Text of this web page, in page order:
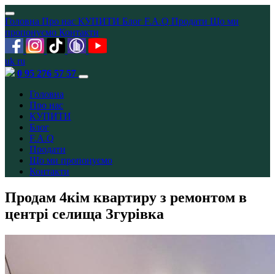
Головна Про нас КУПИТИ Блог F.A.Q Продати Що ми
пропонуємо Контакти
uk ru
0 95 276 57 57
Головна
Про нас
КУПИТИ
Блог
F.A.Q
Продати
Що ми пропонуємо
Контакти
Продам 4кім квартиру з ремонтом в
центрі селища Згурівка